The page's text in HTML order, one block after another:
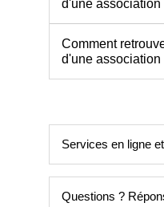
d'une association
Comment
d'une association
Services en ligne
Questions ?